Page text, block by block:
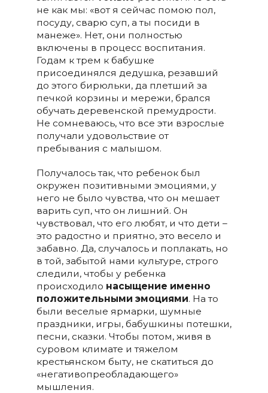
не как мы: «вот я сейчас помою пол,
посуду, сварю суп, а ты посиди в
манеже». Нет, они полностью
включены в процесс воспитания.
Годам к трем к бабушке
присоединялся дедушка, резавший
до этого бирюльки, да плетший за
печкой корзины и мережи, брался
обучать деревенской премудрости.
Не сомневаюсь, что все эти взрослые
получали удовольствие от
пребывания с малышом.
Получалось так, что ребенок был
окружен позитивными эмоциями, у
него не было чувства, что он мешает
варить суп, что он лишний. Он
чувствовал, что его любят, и что дети –
это радостно и приятно, это весело и
забавно. Да, случалось и поплакать, но
в той, забытой нами культуре, строго
следили, чтобы у ребенка
происходило насыщение именно
положительными эмоциями. На то
были веселые ярмарки, шумные
праздники, игры, бабушкины потешки,
песни, сказки. Чтобы потом, живя в
суровом климате и тяжелом
крестьянском быту, не скатиться до
«негативопреобладающего»
мышления.